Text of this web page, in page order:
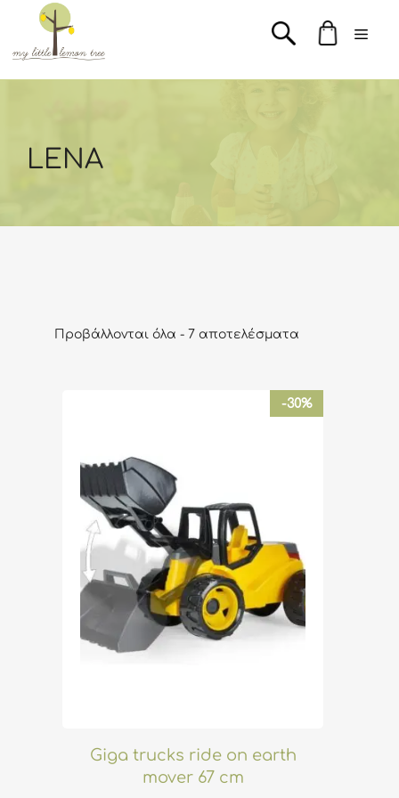
Μετάβαση
περιεχόμενο
LENA
Προβάλλονται όλα - 7 αποτελέσματα
-30%
Giga trucks ride on earth
mover 67 cm